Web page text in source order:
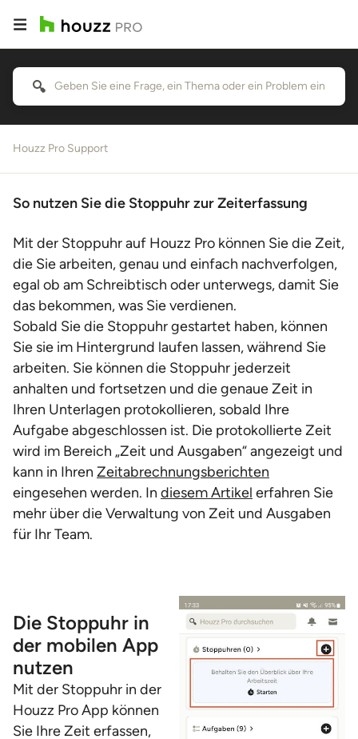
Houzz Pro Support
So nutzen Sie die Stoppuhr zur Zeiterfassung
Mit der Stoppuhr auf Houzz Pro können Sie die Zeit,
die Sie arbeiten, genau und einfach nachverfolgen,
egal ob am Schreibtisch oder unterwegs, damit Sie
das bekommen, was Sie verdienen.
Sobald Sie die Stoppuhr gestartet haben, können
Sie sie im Hintergrund laufen lassen, während Sie
arbeiten. Sie können die Stoppuhr jederzeit
anhalten und fortsetzen und die genaue Zeit in
Ihren Unterlagen protokollieren, sobald Ihre
Aufgabe abgeschlossen ist. Die protokollierte Zeit
wird im Bereich „Zeit und Ausgaben“ angezeigt und
kann in Ihren Zeitabrechnungsberichten
eingesehen werden. In diesem Artikel erfahren Sie
mehr über die Verwaltung von Zeit und Ausgaben
für Ihr Team.
Die Stoppuhr in
der mobilen App
nutzen
Mit der Stoppuhr in der
Houzz Pro App können
Sie Ihre Zeit erfassen,